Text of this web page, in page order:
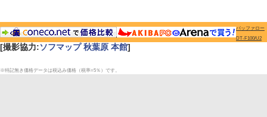
バッファロー
DT-F100/U2
[撮影協力:ソフマップ 秋葉原 本館]
※特記無き価格データは税込み価格（税率=5％）です。